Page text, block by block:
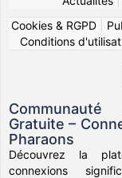
Cookies & RGPD
Conditions
Gratuite –
Pharaons
Découvrez la
connexions